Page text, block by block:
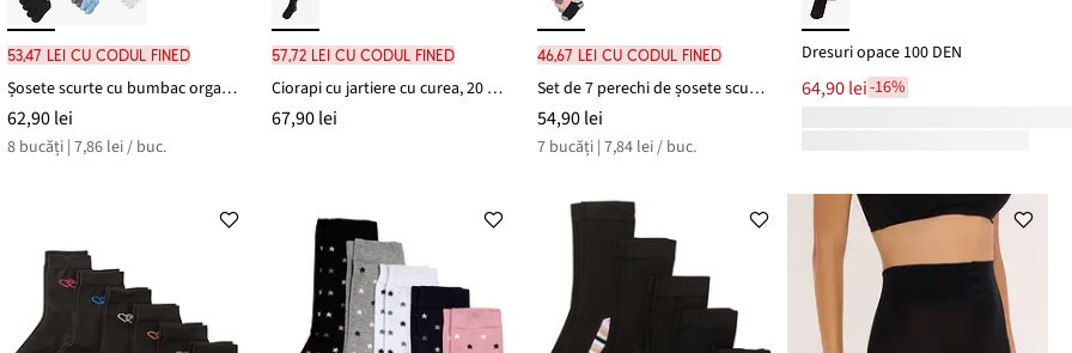
53,47 lei cu codul FINED
Șosete scurte cu bumbac organic (set/8 perechi)
62,90 lei
8 bucăți | 7,86 lei / buc.
57,72 lei cu codul FINED
Ciorapi cu jartiere cu curea, 20 DEN
67,90 lei
46,67 lei cu codul FINED
Set de 7 perechi de șosete scurte cu bumbac organic
54,90 lei
7 bucăți | 7,84 lei / buc.
Dresuri opace 100 DEN
64,90 lei-16%